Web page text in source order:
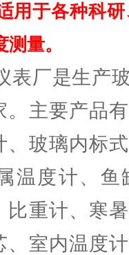
用于各种科
量。
表厂是生产
。主要产品
、玻璃内标
温度计、
比重计、寒
、室内温度